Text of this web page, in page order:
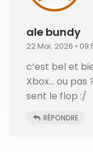
ale bundy
22 Mai. 2026 •
c’est bel et
Xbox… ou pas
sent le flop :/
RÉPONDRE